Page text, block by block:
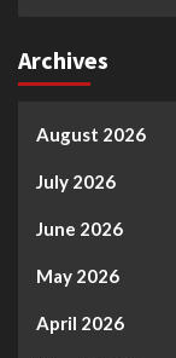
Archives
August 2026
July 2026
June 2026
May 2026
April 2026